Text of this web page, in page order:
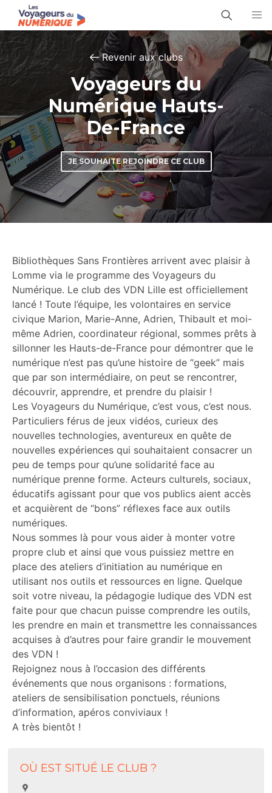
Revenir aux clubs
Voyageurs du
Numérique Hauts-
De-France
JE SOUHAITE REJOINDRE CE CLUB
Bibliothèques Sans Frontières arrivent avec plaisir à
Lomme via le programme des Voyageurs du
Numérique. Le club des VDN Lille est officiellement
lancé ! Toute l’équipe, les volontaires en service
civique Marion, Marie-Anne, Adrien, Thibault et moi-
même Adrien, coordinateur régional, sommes prêts à
sillonner les Hauts-de-France pour démontrer que le
numérique n’est pas qu’une histoire de “geek” mais
que par son intermédiaire, on peut se rencontrer,
découvrir, apprendre, et prendre du plaisir !
Les Voyageurs du Numérique, c’est vous, c’est nous.
Particuliers férus de jeux vidéos, curieux des
nouvelles technologies, aventureux en quête de
nouvelles expériences qui souhaitaient consacrer un
peu de temps pour qu’une solidarité face au
numérique prenne forme. Acteurs culturels, sociaux,
éducatifs agissant pour que vos publics aient accès
et acquièrent de “bons” réflexes face aux outils
numériques.
Nous sommes là pour vous aider à monter votre
propre club et ainsi que vous puissiez mettre en
place des ateliers d’initiation au numérique en
utilisant nos outils et ressources en ligne. Quelque
soit votre niveau, la pédagogie ludique des VDN est
faite pour que chacun puisse comprendre les outils,
les prendre en main et transmettre les connaissances
acquises à d’autres pour faire grandir le mouvement
des VDN !
Rejoignez nous à l’occasion des différents
événements que nous organisons : formations,
ateliers de sensibilisation ponctuels, réunions
d’information, apéros conviviaux !
A très bientôt !
OÙ EST SITUÉ LE CLUB ?